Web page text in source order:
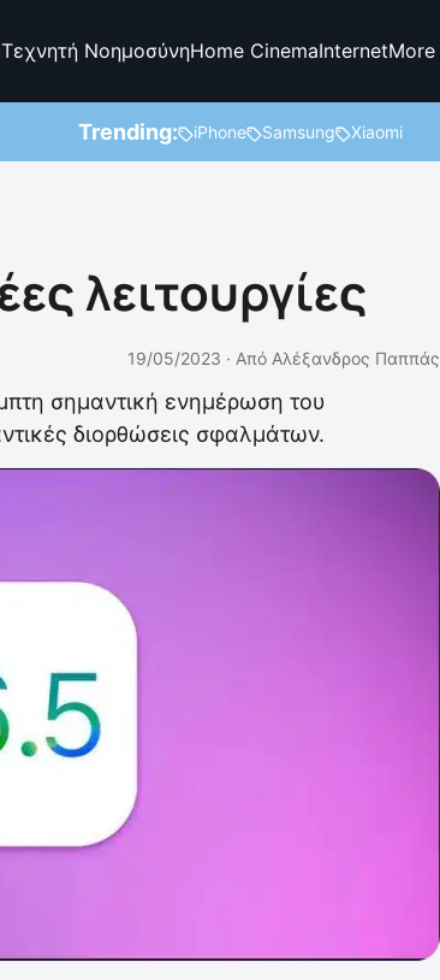
Τεχνητή ΝοημοσύνηHome CinemaInternetMore
Trending: iPhone Samsung Xiaomi
λειτουργίες
19/05/2023 · Από Αλέξανδρος Παππάς
σημαντική ενημέρωση του
διορθώσεις σφαλμάτων.